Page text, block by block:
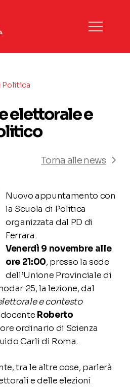
Politica
elettorale e
Torna alle news
Nuovo appuntamento con
la Scuola di Politica
organizzata dal PD di
Ferrara.
Venerdì 9 novembre alle
ore 21:00, presso la sede
dell’Unione Provinciale di
25, la lezione, dal
e contesto
Roberto
ordinario di Scienza
Carli di Roma.
tra le altre cose, parlerà
e delle elezioni